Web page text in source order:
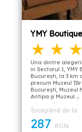
YMY
★ ★
Una dintre
în Sectorul 1,
București, la 3
precum Muzeul
București,
Antipa și Muzeul …
Începând de la
287 RON